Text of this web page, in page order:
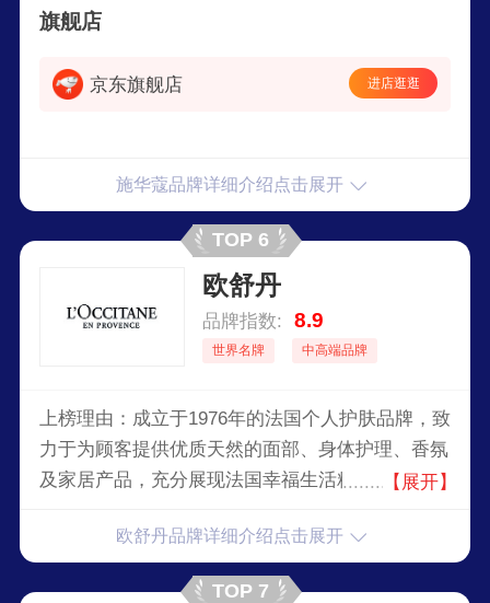
旗舰店
京东旗舰店 进店逛逛
施华蔻品牌详细介绍点击展开
TOP 6
欧舒丹
品牌指数: 8.9
世界名牌 中高端品牌
上榜理由：成立于1976年的法国个人护肤品牌，致
力于为顾客提供优质天然的面部、身体护理、香氛
及家居产品，充分展现法国幸福生活精髓的天然植
【展开】
欧舒丹品牌详细介绍点击展开
TOP 7